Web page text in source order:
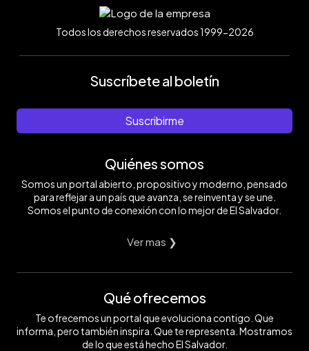
Todos los derechos reservados 1999-2026
Suscríbete al boletín
Suscribirme
Quiénes somos
Somos un portal abierto, propositivo y moderno, pensado
para reflejar a un país que avanza, se reinventa y se une.
Somos el punto de conexión con lo mejor de El Salvador.
Ver mas ❯
Qué ofrecemos
Te ofrecemos un portal que evoluciona contigo. Que
informa, pero también inspira. Que te representa. Mostramos
de lo que está hecho El Salvador.